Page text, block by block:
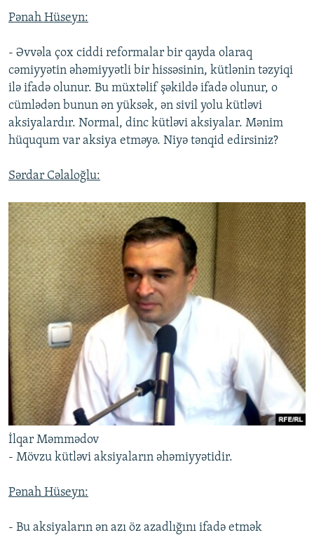
Pənah Hüseyn:
- Əvvəla çox ciddi reformalar bir qayda olaraq
cəmiyyətin əhəmiyyətli bir hissəsinin, kütlənin təzyiqi
ilə ifadə olunur. Bu müxtəlif şəkildə ifadə olunur, o
cümlədən bunun ən yüksək, ən sivil yolu kütləvi
aksiyalardır. Normal, dinc kütləvi aksiyalar. Mənim
hüququm var aksiya etməyə. Niyə tənqid edirsiniz?
Sərdar Cəlaloğlu:
İlqar Məmmədov
- Mövzu kütləvi aksiyaların əhəmiyyətidir.
Pənah Hüseyn:
- Bu aksiyaların ən azı öz azadlığını ifadə etmək